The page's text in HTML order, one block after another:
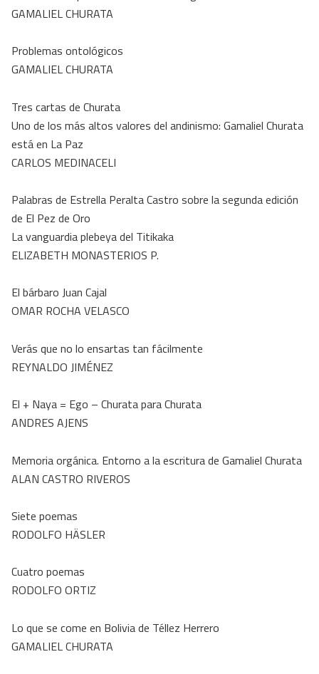
GAMALIEL CHURATA
Problemas ontológicos
GAMALIEL CHURATA
Tres cartas de Churata
Uno de los más altos valores del andinismo: Gamaliel Churata
está en La Paz
CARLOS MEDINACELI
Palabras de Estrella Peralta Castro sobre la segunda edición
de El Pez de Oro
La vanguardia plebeya del Titikaka
ELIZABETH MONASTERIOS P.
El bárbaro Juan Cajal
OMAR ROCHA VELASCO
Verás que no lo ensartas tan fácilmente
REYNALDO JIMÉNEZ
El + Naya = Ego – Churata para Churata
ANDRES AJENS
Memoria orgánica. Entorno a la escritura de Gamaliel Churata
ALAN CASTRO RIVEROS
Siete poemas
RODOLFO HÄSLER
Cuatro poemas
RODOLFO ORTIZ
Lo que se come en Bolivia de Téllez Herrero
GAMALIEL CHURATA